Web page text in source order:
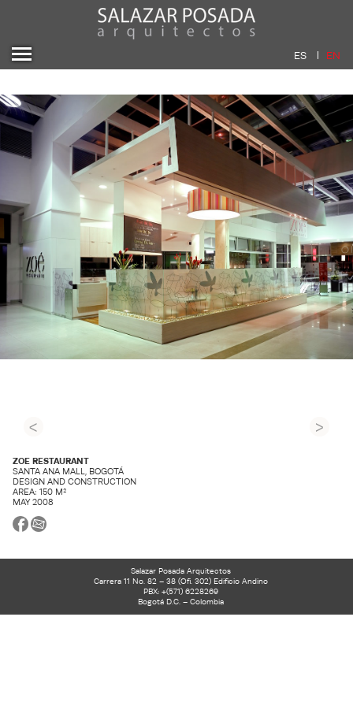
ES EN
< >
ZOE RESTAURANT
SANTA ANA MALL, BOGOTÁ
DESIGN AND CONSTRUCTION
AREA: 150 M²
MAY 2008
Salazar Posada Arquitectos
Carrera 11 No. 82 – 38 (Ofi. 302) Edificio Andino
PBX: +(571) 6228269
Bogotá D.C. – Colombia